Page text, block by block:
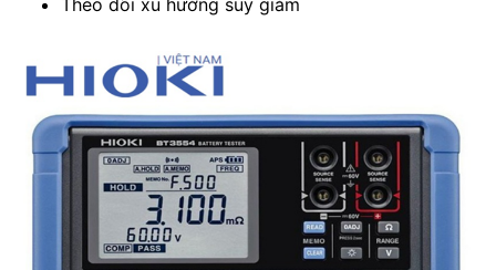
Theo dõi xu hướng suy giảm